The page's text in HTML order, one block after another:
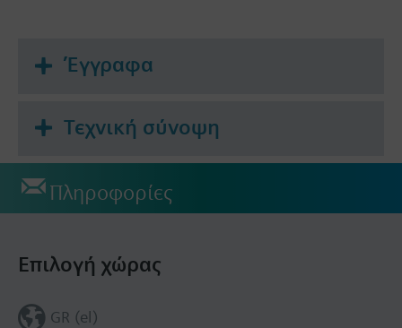
Έγγραφα
Τεχνική σύνοψη
Πληροφορίες
Επιλογή χώρας
GR (el)